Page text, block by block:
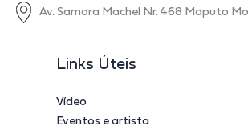
Av. Samora Machel Nr. 468 Maputo
Links Úteis
Vídeo
Eventos e artista